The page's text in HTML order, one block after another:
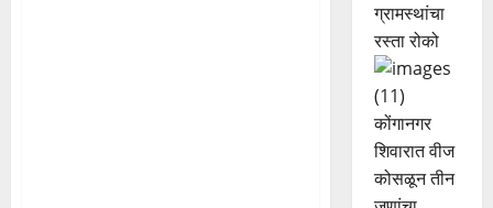
ग्रामस्थांचा
रस्ता रोको
कोंगानगर
शिवारात वीज
कोसळून तीन